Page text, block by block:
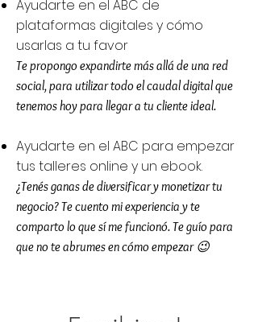
Ayudarte en el ABC de
plataformas digitales y cómo
usarlas a tu favor
Te propongo expandirte más allá de una red
social, para utilizar todo el caudal digital que
tenemos hoy para llegar a tu cliente ideal.
Ayudarte en el ABC para empezar
tus talleres online y un ebook.
¿Tenés ganas de diversificar y monetizar tu
negocio? Te cuento mi experiencia y te
comparto lo que sí me funcionó. Te guío para
que no te abrumes en cómo empezar 😉